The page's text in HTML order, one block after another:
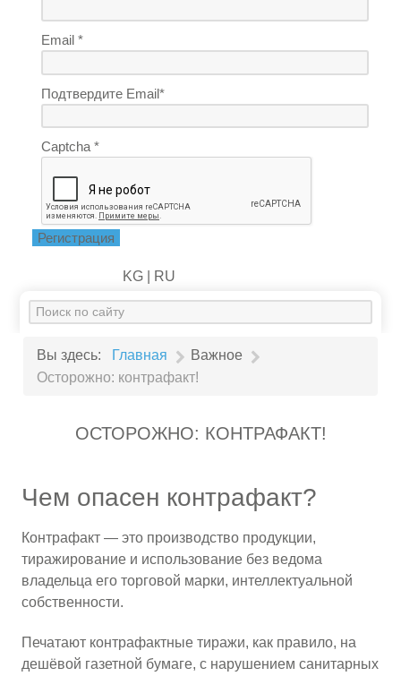
Email *
Подтвердите Email*
Captcha *
Регистрация
KG | RU
Искать...
Вы здесь: Главная
Важное
Осторожно: контрафакт!
ОСТОРОЖНО: КОНТРАФАКТ!
Чем опасен контрафакт?
Контрафакт — это производство продукции,
тиражирование и использование без ведома
владельца его торговой марки, интеллектуальной
собственности.
Печатают контрафактные тиражи, как правило, на
дешёвой газетной бумаге, с нарушением санитарных